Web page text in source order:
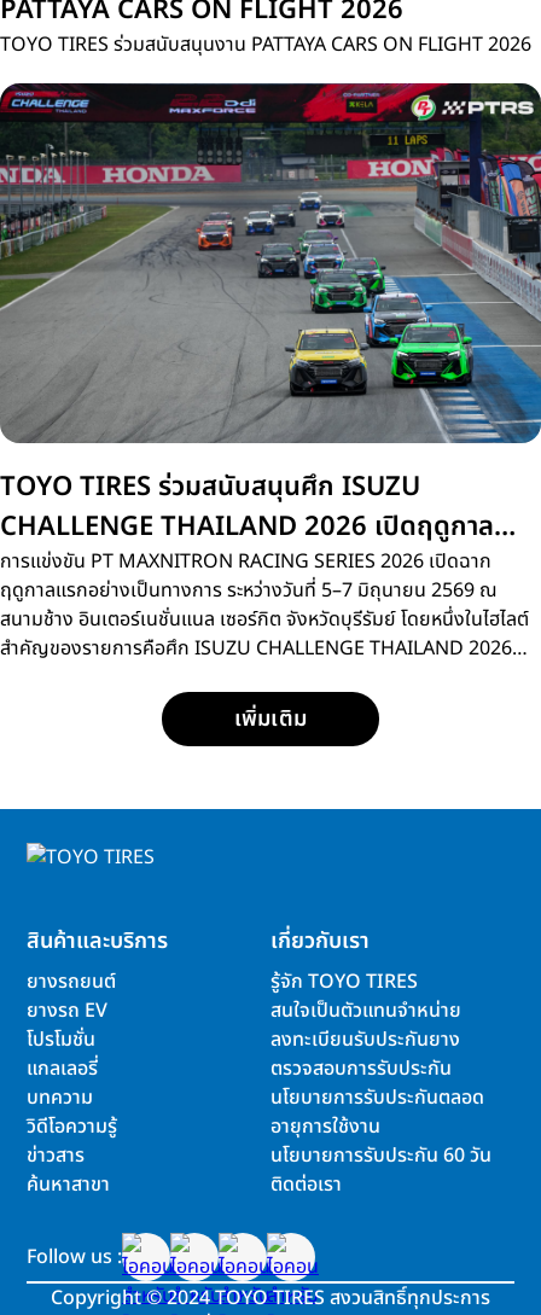
PATTAYA CARS ON FLIGHT 2026
TOYO TIRES ร่วมสนับสนุนงาน PATTAYA CARS ON FLIGHT 2026
TOYO TIRES ร่วมสนับสนุนศึก ISUZU
CHALLENGE THAILAND 2026 เปิดฤดูกาล
สนามแรกที่บุรีรัมย์
การแข่งขัน PT MAXNITRON RACING SERIES 2026 เปิดฉาก
ฤดูกาลแรกอย่างเป็นทางการ ระหว่างวันที่ 5–7 มิถุนายน 2569 ณ
สนามช้าง อินเตอร์เนชั่นแนล เซอร์กิต จังหวัดบุรีรัมย์ โดยหนึ่งในไฮไลต์
สำคัญของรายการคือศึก ISUZU CHALLENGE THAILAND 2026
15 คน ได้ลงสนามประชันความเร็วด้วยรถแข่ง ISUZU D-MAX
SPACECAB 2.2 Ddi MAXFORCE ภายใต้มาตรฐานการแข่งขัน
เพิ่มเติม
สินค้าและบริการ
ยางรถยนต์
ยางรถ EV
โปรโมชั่น
แกลเลอรี่
บทความ
วิดีโอความรู้
ข่าวสาร
ค้นหาสาขา
เกี่ยวกับเรา
รู้จัก TOYO TIRES
สนใจเป็นตัวแทนจำหน่าย
ลงทะเบียนรับประกันยาง
ตรวจสอบการรับประกัน
นโยบายการรับประกันตลอด
อายุการใช้งาน
นโยบายการรับประกัน 60 วัน
ติดต่อเรา
Follow us :
Copyright©2024 TOYO TIRES สงวนสิทธิ์ทุกประการ